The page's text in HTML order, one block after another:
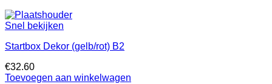
Snel bekijken
Startbox Dekor (gelb/rot) B2
€32.60
Toevoegen aan winkelwagen